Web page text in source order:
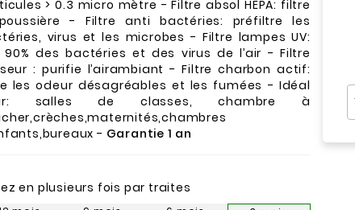
> 0.3 micro mètre - Filtre absol HEPA: filtre
- Filtre anti bactéries: préfiltre les
virus et les microbes - Filtre lampes UV:
90% des bactéries et des virus de l’air - Filtre
: purifie l’airambiant - Filtre charbon actif:
les odeur désagréables et les fumées - Idéal
salles de classes, chambre à
- Garantie 1 an
en plusieurs fois par traites